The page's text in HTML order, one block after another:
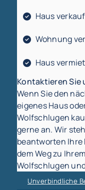
Haus
Wohnung
Haus
Kontaktieren Sie
Wenn Sie den
eigenes Haus
Wolfschlugen
gerne an. Wir
beantworten Ihre
dem Weg zu
Wolfschlugen
Unverbindliche